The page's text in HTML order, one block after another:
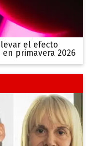
el efecto
primavera 2026